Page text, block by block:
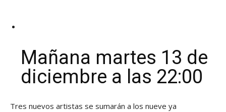
Mañana martes 13 de
diciembre a las 22:00
Tres nuevos artistas se sumarán a los nueve ya